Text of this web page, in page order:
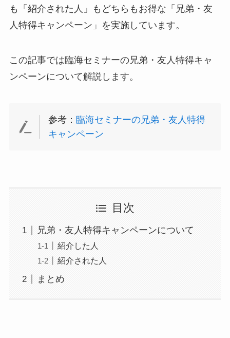
も「紹介された人」もどちらもお得な「兄弟・友
人特得キャンペーン」を実施しています。
この記事では臨海セミナーの兄弟・友人特得キャ
ンペーンについて解説します。
参考：臨海セミナーの兄弟・友人特得
キャンペーン
目次
兄弟・友人特得キャンペーンについて
紹介した人
紹介された人
まとめ